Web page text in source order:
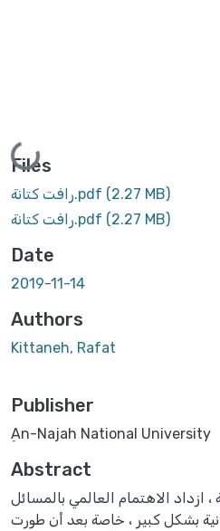
Loading...
Files
رافت كتانة.pdf (2.27 MB)
رافت كتانة.pdf (2.27 MB)
Date
2019-11-14
Authors
Kittaneh, Rafat
Publisher
ِAn-Najah National University
Abstract
ازداد الاهتمام العالمي بالمسائل
بشكل كبير ، خاصة بعد أن طورت